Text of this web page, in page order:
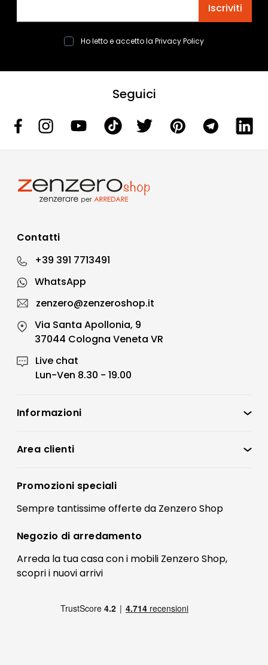
Iscriviti
Ho letto e accetto la Privacy Policy
Seguici
Contatti
+39 391 7713491
WhatsApp
zenzero@zenzeroshop.it
Via Santa Apollonia, 9
37044 Cologna Veneta VR
Live chat
Lun-Ven 8.30 - 19.00
Informazioni
Condizioni di vendita
Preferenze Cookies
Termini e condizioni
Contatti
FAQ
Pagamenti
Area clienti
Registrati
Il mio account
Promozioni speciali
Sempre tantissimeofferteda Zenzero Shop
Negozio di arredamento
Arreda la tua casa con i mobili Zenzero Shop,
scopri i nuovi arrivi